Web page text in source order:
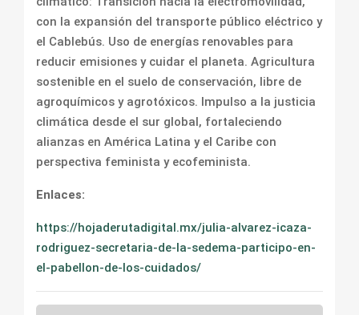
con la expansión del transporte público eléctrico y
el Cablebús. Uso de energías renovables para
reducir emisiones y cuidar el planeta. Agricultura
sostenible en el suelo de conservación, libre de
agroquímicos y agro­tóxicos. Impulso a la justicia
climática desde el sur global, fortaleciendo
alianzas en América Latina y el Caribe con
perspectiva feminista y ecofeminista.
Enlaces:
https://hojaderutadigital.mx/julia-alvarez-icaza-
rodriguez-secretaria-de-la-sedema-participo-en-
el-pabellon-de-los-cuidados/